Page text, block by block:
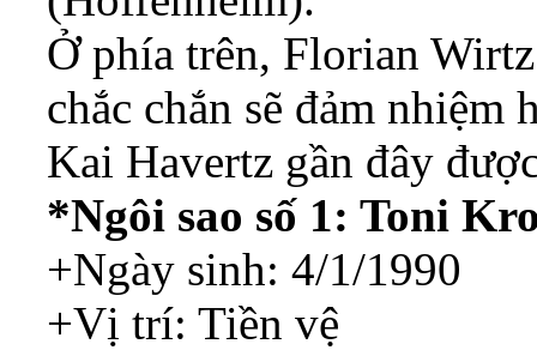
Ở phía trên, Florian
chắc chắn sẽ đảm
Kai Havertz gần đây
*Ngôi sao số 1: Toni
+Ngày sinh: 4/1/1990
+Vị trí: Tiền vệ